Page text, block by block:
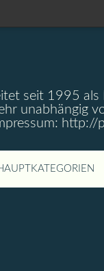
seit 1995
unabhängig
http://